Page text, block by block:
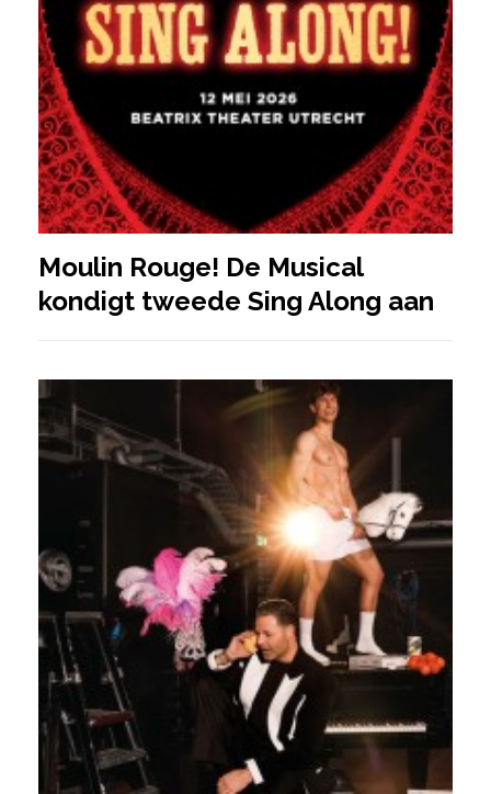
Moulin Rouge! De Musical
kondigt tweede Sing Along aan